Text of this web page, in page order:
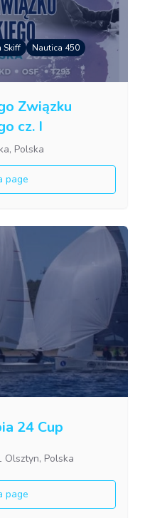
Skiff
Nautica 450
Związku
cz. I
Polska
page
24 Cup
Olsztyn, Polska
page